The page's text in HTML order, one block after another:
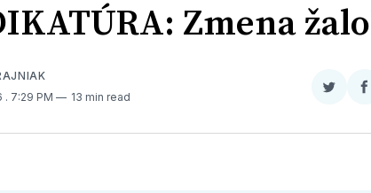
Zmena
. 7:29 PM 13 min read
Zdieľať